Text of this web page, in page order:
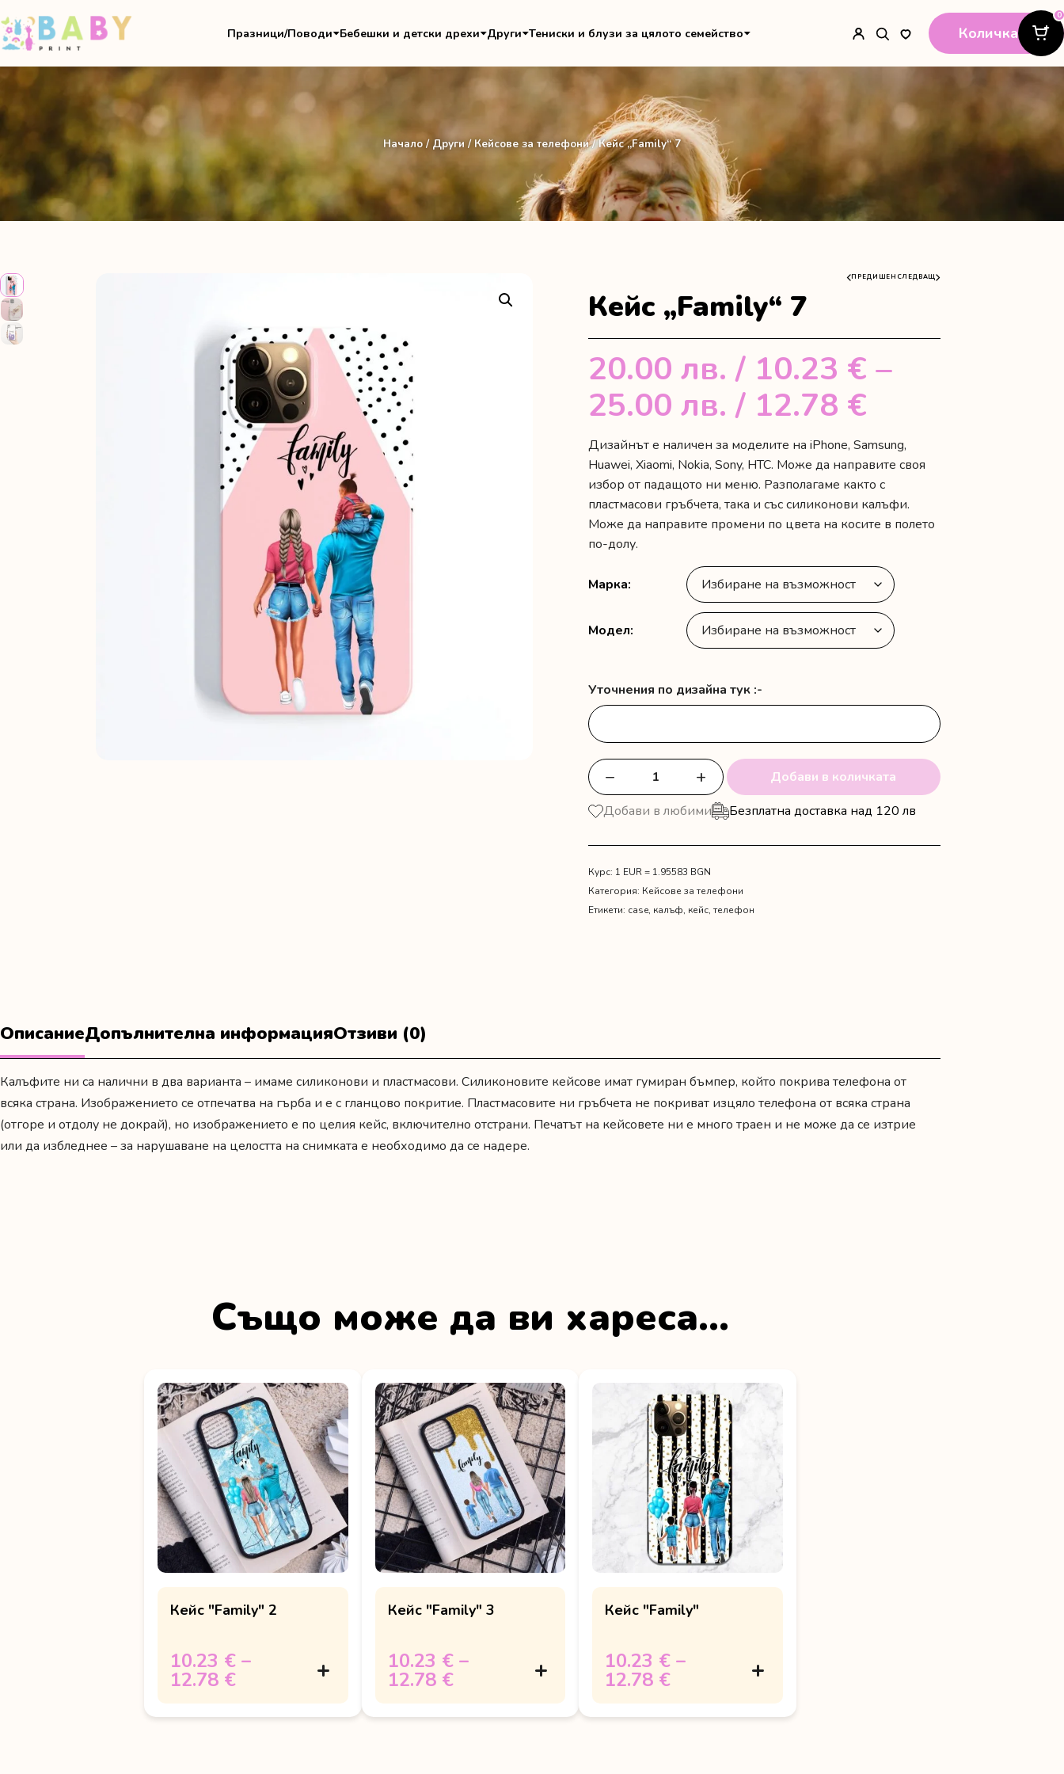
Празници/Поводи Бебешки и детски дрехи Други Тениски и блузи за цялото семейство Количка
0
Начало/ Други/Кейсове за телефони/ Кейс „Family“ 7
ПРЕДИШЕН СЛЕДВАЩ
Кейс „Family“ 7
20.00 лв. / 10.23 € –
25.00 лв. / 12.78 €Price
range:
20.00 лв.
/
through
25.00 лв.
/
12.78 €
Дизайнът е наличен за моделите на iPhone, Samsung,
Huawei, Xiaomi, Nokia, Sony, HTC. Може да направите своя
избор от падащото ни меню. Разполагаме както с
пластмасови гръбчета, така и със силиконови калъфи.
Може да направите промени по цвета на косите в полето
по-долу.
Марка
Модел
Уточнения по дизайна тук :-
количество
за
Кейс
7
− +
Добави в количката
Добави в любими
Безплатна доставка над 120 лв
Курс: 1 EUR = 1.95583 BGN
Категория: Кейсове за телефони
Етикети: case, калъф, кейс, телефон
ОписаниеДопълнителна информацияОтзиви (0)
Калъфите ни са налични в два варианта – имаме силиконови и пластмасови. Силиконовите кейсове имат гумиран бъмпер, който покрива телефона от
всяка страна. Изображението се отпечатва на гърба и е с гланцово покритие. Пластмасовите ни гръбчета не покриват изцяло телефона от всяка страна
(отгоре и отдолу не докрай), но изображението е по целия кейс, включително отстрани. Печатът на кейсовете ни е много траен и не може да се изтрие
или да избледнее – за нарушаване на целостта на снимката е необходимо да се надере.
Също може да ви хареса…
Кейс "Family" 2
10.23 € –
12.78 €
Кейс "Family" 3
10.23 € –
12.78 €
Кейс "Family"
10.23 € –
12.78 €